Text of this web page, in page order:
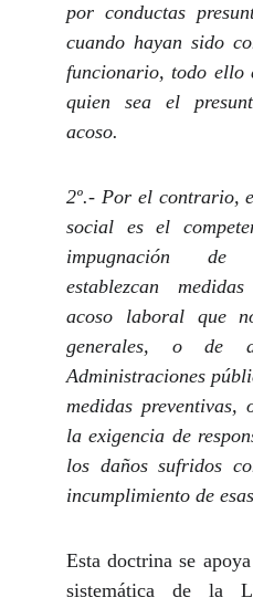
por conductas
cuando hayan sido
funcionario, todo ello
quien sea el
acoso.
2º.- Por el contrario,
social es el
impugnación de
establezcan
acoso laboral que
generales, o de
Administraciones
medidas preventivas,
la exigencia de
los daños sufridos
incumplimiento de
Esta doctrina se
sistemática de la